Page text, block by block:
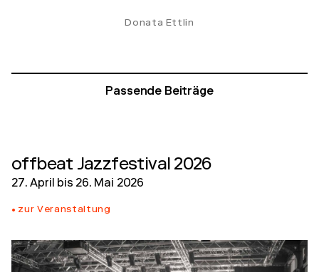
Donata Ettlin
Passende Beiträge
offbeat Jazzfestival 2026
27. April bis 26. Mai 2026
zur Veranstaltung